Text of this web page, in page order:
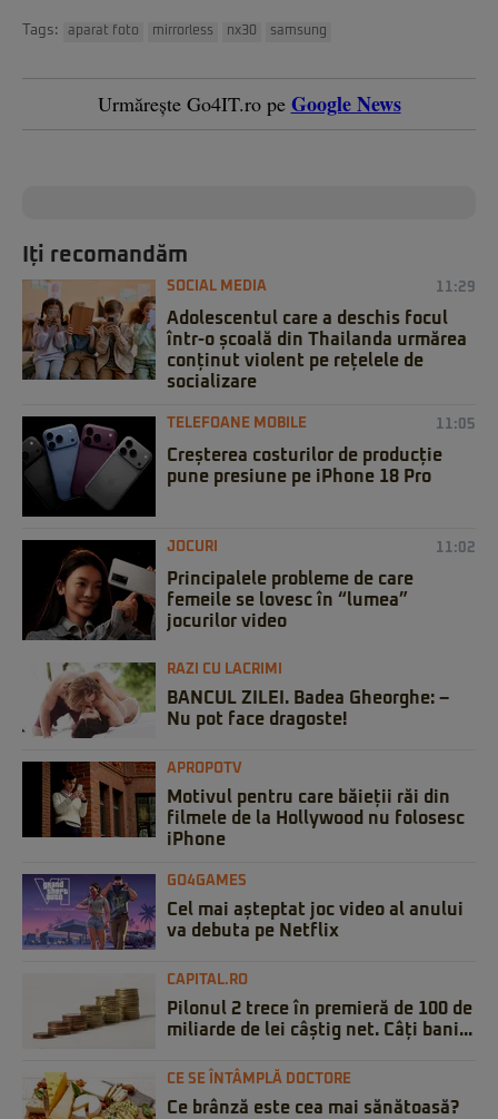
Tags: aparat foto mirrorless nx30 samsung
Urmărește Go4IT.ro pe Google News
Iți recomandăm
SOCIAL MEDIA 11:29
Adolescentul care a deschis focul
într-o școală din Thailanda urmărea
conținut violent pe rețelele de
socializare
TELEFOANE MOBILE 11:05
Creșterea costurilor de producție
pune presiune pe iPhone 18 Pro
JOCURI 11:02
Principalele probleme de care
femeile se lovesc în “lumea”
jocurilor video
RAZI CU LACRIMI
BANCUL ZILEI. Badea Gheorghe: –
Nu pot face dragoste!
APROPOTV
Motivul pentru care băieții răi din
filmele de la Hollywood nu folosesc
iPhone
GO4GAMES
Cel mai așteptat joc video al anului
va debuta pe Netflix
CAPITAL.RO
Pilonul 2 trece în premieră de 100 de
miliarde de lei câștig net. Câți bani...
CE SE ÎNTÂMPLĂ DOCTORE
Ce brânză este cea mai sănătoasă?